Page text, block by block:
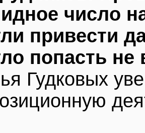
число
привести
попасть не
Гудковых